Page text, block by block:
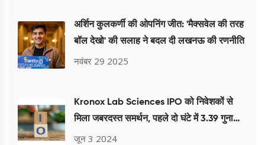
अर्शिन कुलकर्णी की ओपनिंग जीत: 'मैक्सवेल की तरह
बॉल देखो' की सलाह ने बदल दी लखनऊ की रणनीति
नवंबर 29 2025
Kronox Lab Sciences IPO को निवेशकों से
मिला जबरदस्त समर्थन, पहले दो घंटे में 3.39 गुना
सब्सक्रिप्शन
जून 3 2024